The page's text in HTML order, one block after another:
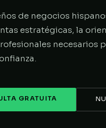
de negocios
estratégicas, la
necesarios
GRATUITA